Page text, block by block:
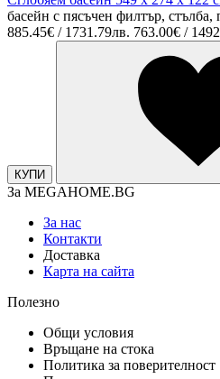
басейн с пясъчен филтър,
885.45€ / 1731.79лв. 763.00€ /
КУПИ
За MEGAHOME.BG
За нас
Контакти
Доставка
Карта на сайта
Полезно
Общи условия
Връщане на стока
Политика за поверителност